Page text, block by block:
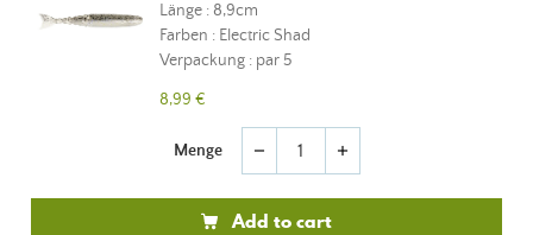
Länge : 8,9cm
Farben : Electric Shad
Verpackung : par 5
8,99 €
Menge remove add
Add to cart